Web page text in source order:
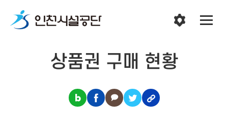
상품권 구매 현황